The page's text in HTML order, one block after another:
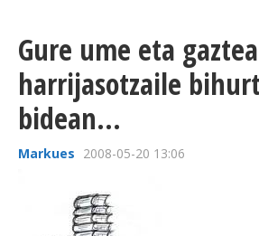
Gure ume eta
harrijasotzaile
bidean...
Markues 2008-05-20 13:06